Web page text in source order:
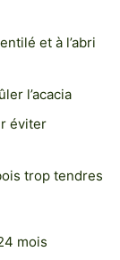
et à l’abri
l’acacia
éviter
trop tendres
mois